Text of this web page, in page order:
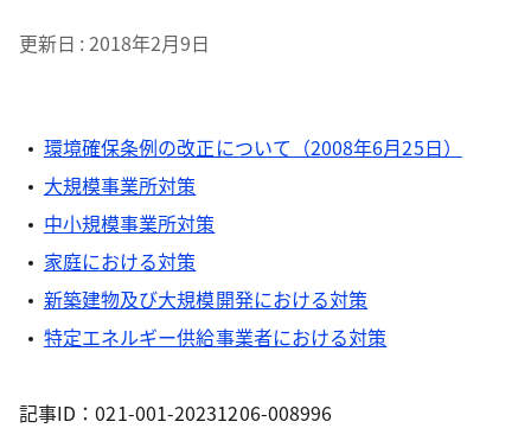
更新日 2018年2月9日
環境確保条例の改正について（2008年6月25日）
大規模事業所対策
中小規模事業所対策
家庭における対策
新築建物及び大規模開発における対策
特定エネルギー供給事業者における対策
記事ID：021-001-20231206-008996